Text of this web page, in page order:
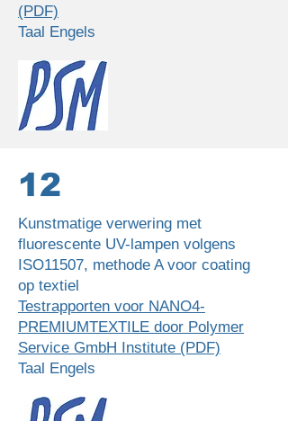
(PDF)
Taal Engels
12
Kunstmatige verwering met
fluorescente UV-lampen volgens
ISO11507, methode A voor coating
op textiel
Testrapporten voor NANO4-
PREMIUMTEXTILE door Polymer
Service GmbH Institute (PDF)
Taal Engels